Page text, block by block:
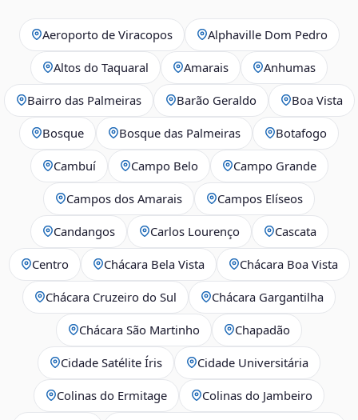
Aeroporto de Viracopos Alphaville Dom Pedro
Altos do Taquaral Amarais Anhumas
Bairro das Palmeiras Barão Geraldo Boa Vista
Bosque Bosque das Palmeiras Botafogo
Cambuí Campo Belo Campo Grande
Campos dos Amarais Campos Elíseos
Candangos Carlos Lourenço Cascata
Centro Chácara Bela Vista Chácara Boa Vista
Chácara Cruzeiro do Sul Chácara Gargantilha
Chácara São Martinho Chapadão
Cidade Satélite Íris Cidade Universitária
Colinas do Ermitage Colinas do Jambeiro